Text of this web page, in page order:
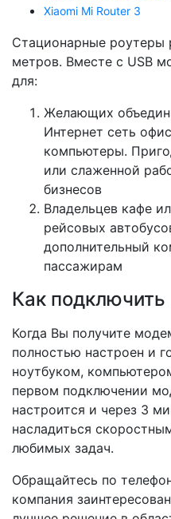
Xiaomi Mi Router 3
Стационарные роутеры
метров. Вместе с USB
для:
Желающих
Интернет сеть
компьютеры.
или слаженной
бизнесов
Владельцев кафе
рейсовых
дополнительный
пассажирам
Как
Когда Вы получите
полностью настроен и
ноутбуком,
первом подключении
настроится и через 3
насладиться
любимых задач.
Обращайтесь по
компания